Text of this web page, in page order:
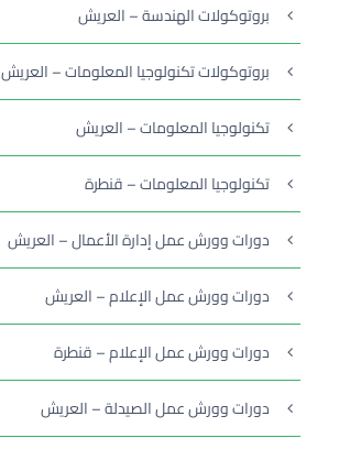
بروتوكولات الهندسة – العريش
بروتوكولات تكنولوجيا المعلومات – العريش
تكنولوجيا المعلومات – العريش
تكنولوجيا المعلومات – قنطرة
دورات وورش عمل إدارة الأعمال – العريش
دورات وورش عمل الإعلام – العريش
دورات وورش عمل الإعلام – قنطرة
دورات وورش عمل الصيدلة – العريش